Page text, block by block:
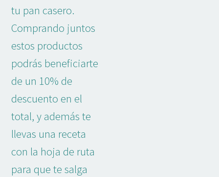
Adornos No Comestibles
Kits
Textil
Marcas
OFERTAS
tu pan casero.
Comprando juntos
estos productos
podrás beneficiarte
de un 10% de
descuento en el
total, y además te
llevas una receta
con la hoja de ruta
para que te salga